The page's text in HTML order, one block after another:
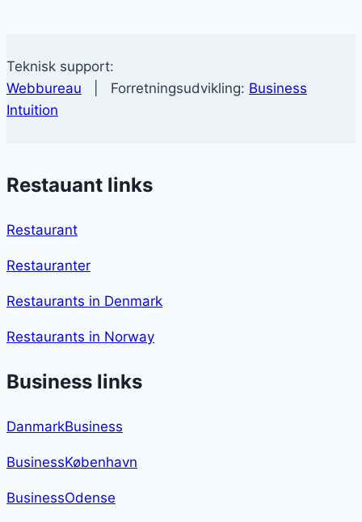
Teknisk support:
Webbureau | Forretningsudvikling: Business
Intuition
Restauant links
Restaurant
Restauranter
Restaurants in Denmark
Restaurants in Norway
Business links
DanmarkBusiness
BusinessKøbenhavn
BusinessOdense